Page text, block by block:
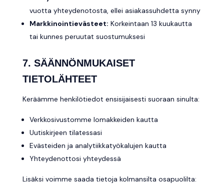
vuotta yhteydenotosta, ellei asiakassuhdetta synny
Markkinointievästeet: Korkeintaan 13 kuukautta
tai kunnes peruutat suostumuksesi
7. SÄÄNNÖNMUKAISET
TIETOLÄHTEET
Keräämme henkilötiedot ensisijaisesti suoraan sinulta:
Verkkosivustomme lomakkeiden kautta
Uutiskirjeen tilatessasi
Evästeiden ja analytiikkatyökalujen kautta
Yhteydenottosi yhteydessä
Lisäksi voimme saada tietoja kolmansilta osapuolilta: